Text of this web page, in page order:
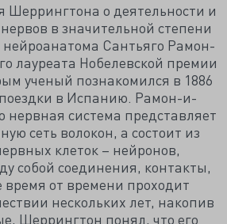
Шеррингтона о деятельности и
в значительной степени
Сантьяго Рамон-
лауреата Нобелевской премии
ученый познакомился в 1886
в Испанию. Рамон-и-
нервная система представляет
сеть волокон, а состоит из
клеток – нейронов,
собой соединения, контакты,
время от времени проходит
нескольких лет, накопив
Шеррингтон понял, что его